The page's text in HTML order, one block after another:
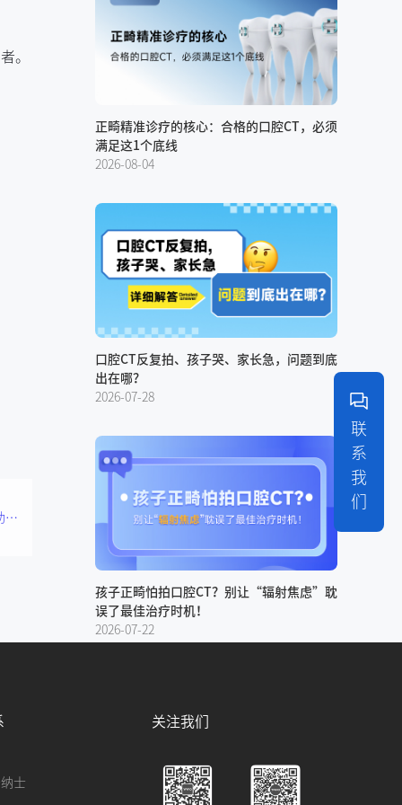
。
倾听用户心声，创造人性化产品，有方医疗助力儿牙行业发展
正畸精准诊疗的核心：合格的口腔CT，必须
满足这1个底线
2026-08-04
口腔CT反复拍、孩子哭、家长急，问题到底
出在哪？
2026-07-28
孩子正畸怕拍口腔CT？别让“辐射焦虑”耽
误了最佳治疗时机！
2026-07-22
士
关注我们
联
系
我
们